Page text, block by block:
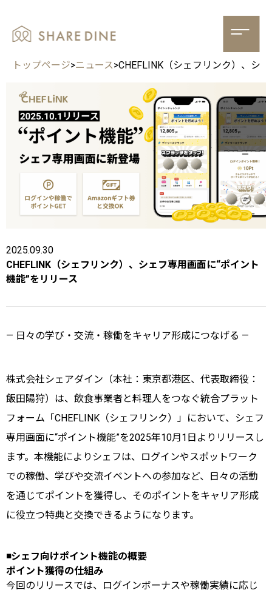
トップページ>ニュース>CHEFLINK（シェフリンク）、シ
2025.09.30
CHEFLINK（シェフリンク）、シェフ専用画面に“ポイント
機能”をリリース
― 日々の学び・交流・稼働をキャリア形成につなげる ―
株式会社シェアダイン（本社：東京都港区、代表取締役：
飯田陽狩）は、飲食事業者と料理人をつなぐ統合プラット
フォーム「CHEFLINK（シェフリンク）」において、シェフ
専用画面に“ポイント機能”を2025年10月1日よりリリースし
ます。本機能によりシェフは、ログインやスポットワーク
での稼働、学びや交流イベントへの参加など、日々の活動
を通じてポイントを獲得し、そのポイントをキャリア形成
に役立つ特典と交換できるようになります。
◾️シェフ向けポイント機能の概要
ポイント獲得の仕組み
今回のリリースでは、ログインボーナスや稼働実績に応じ